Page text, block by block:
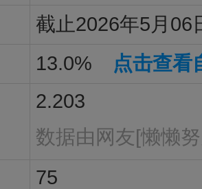
截止2026年5月06
13.0% 点击查看
2.203
数据由网友[懒懒
75